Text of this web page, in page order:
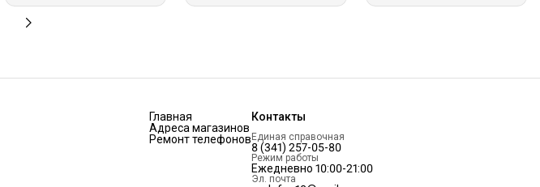
Главная
Адреса магазинов
Ремонт телефонов
Контакты
Единая справочная
8 (341) 257-05-80
Режим работы
Ежедневно 10:00-21:00
Эл. почта